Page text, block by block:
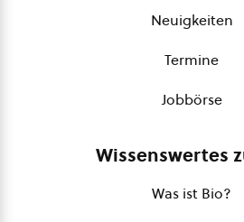
Neuigkeiten
Termine
Jobbörse
Wissenswertes
Was ist Bio?